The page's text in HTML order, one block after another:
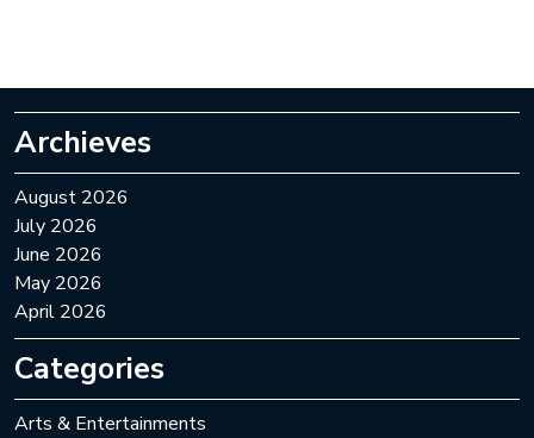
Archieves
August 2026
July 2026
June 2026
May 2026
April 2026
Categories
Arts & Entertainments